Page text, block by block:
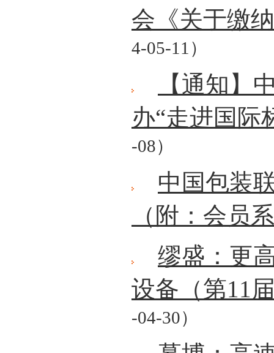
会《关于缴
4-05-11）
【通知】
办“走进国际
-08）
中国包装
（附：会员
缪盛：更
设备（第11
-04-30）